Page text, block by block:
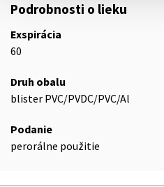
Podrobnosti o lieku
Exspirácia
60
Druh obalu
blister PVC/PVDC/PVC/Al
Podanie
perorálne použitie